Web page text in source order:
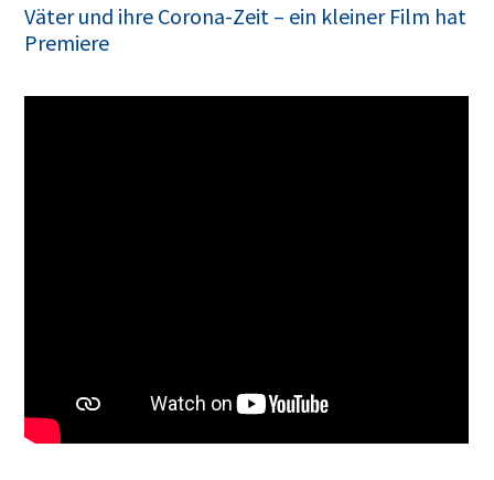
Väter und ihre Corona-Zeit – ein kleiner Film hat
Premiere